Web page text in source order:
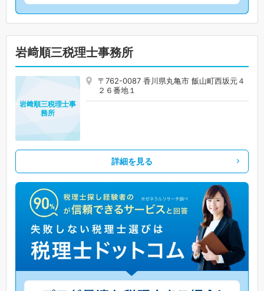
岩﨑順三税理士事務所
〒762-0087 香川県丸亀市 飯山町西坂元４
２６番地１
岩﨑順三税理士事
務所
詳細を見る